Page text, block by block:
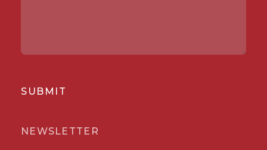
SUBMIT
NEWSLETTER